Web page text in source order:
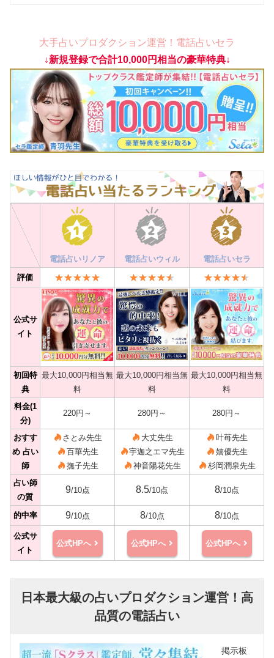
大手占いプロダクション運営！電話占いセラ
↓新規登録で合計10,000円相当の豪華特典↓
電話占いリノア 電話占いウィル
電話占いセラ
評価
公式サ
イト
初回特
典
最大10,000円相当無
料
最大10,000円相当無
料
最大10,000円相当無
料
料金(1
分)
220円～ 280円～ 280円～
おすす
め 占い
師
さとみ先生
百華先生
撫子先生
大丈先生
宇迦之エマ先生
神音陽花先生
叶苺先生
嬉優先生
杉岡潤泉先生
占い師
の質
9/10点 8.5/10点 8/10点
的中率 9/10点 8/10点 8/10点
公式サ
イト
公式HPへ 公式HPへ 公式HPへ
日本最大級の占いプロダクション運営！高
品質の電話占い
掲示板